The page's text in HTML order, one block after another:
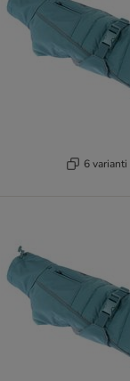
6 varianti